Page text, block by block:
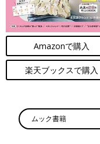
Amazonで購入
楽天ブックスで購入
ムック書籍